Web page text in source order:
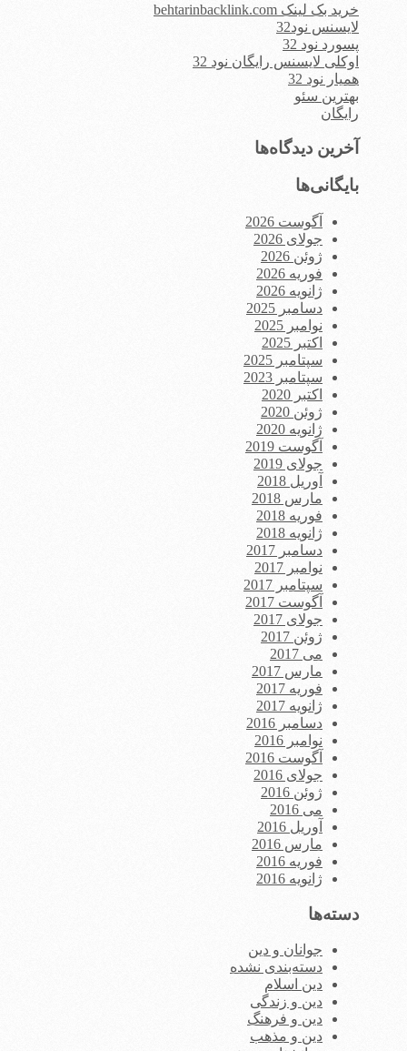
خرید بک لینک behtarinbacklink.com
لایسنس نود32
پسورد نود 32
اوکلی لایسنس رایگان نود 32
همیار نود 32
بهترین سئو
رایگان
آخرین دیدگاه‌ها
بایگانی‌ها
آگوست 2026
جولای 2026
ژوئن 2026
فوریه 2026
ژانویه 2026
دسامبر 2025
نوامبر 2025
اکتبر 2025
سپتامبر 2025
سپتامبر 2023
اکتبر 2020
ژوئن 2020
ژانویه 2020
آگوست 2019
جولای 2019
آوریل 2018
مارس 2018
فوریه 2018
ژانویه 2018
دسامبر 2017
نوامبر 2017
سپتامبر 2017
آگوست 2017
جولای 2017
ژوئن 2017
می 2017
مارس 2017
فوریه 2017
ژانویه 2017
دسامبر 2016
نوامبر 2016
آگوست 2016
جولای 2016
ژوئن 2016
می 2016
آوریل 2016
مارس 2016
فوریه 2016
ژانویه 2016
دسته‌ها
جوانان و دین
دسته‌بندی نشده
دین اسلام
دین و زندگی
دین و فرهنگ
دین و مذهب